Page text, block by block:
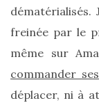
avis
sur
le
shopper
marron
chic
et
tendance
freinée par le
même sur
commander
déplacer, ni à